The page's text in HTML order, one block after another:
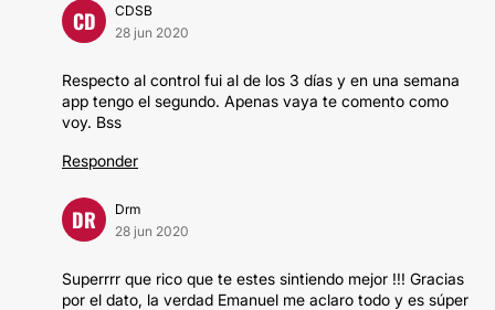
CD
CDSB
28 jun 2020
Respecto al control fui al de los 3 días y en una semana
app tengo el segundo. Apenas vaya te comento como
voy. Bss
Responder
DR
Drm
28 jun 2020
Superrrr que rico que te estes sintiendo mejor !!! Gracias
por el dato, la verdad Emanuel me aclaro todo y es súper